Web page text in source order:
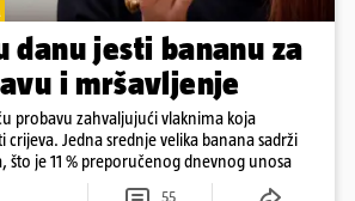
danu jesti bananu za
i mršavljenje
probavu zahvaljujući vlaknima koja
crijeva. Jedna srednje velika banana sadrži
što je 11 % preporučenog dnevnog unosa
55